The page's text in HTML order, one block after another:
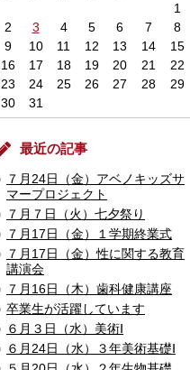
1
2
3 4 5 6 7
8
9
10 11 12 13 14
15
16
17 18 19 20 21
22
23
24 25 26 27 28
29
30
31
最近の記事
７月24日（金）アベノキッズサ
マープロジェクト
７月７日（火）七夕祭り
７月17日（金）１学期終業式
７月17日（金）性に関する教育
講演会
７月16日（木）歯科健康講座
卒業生が活躍しています
６月３日（水）美術Ⅰ
６月24日（水）３年美術基礎Ⅰ